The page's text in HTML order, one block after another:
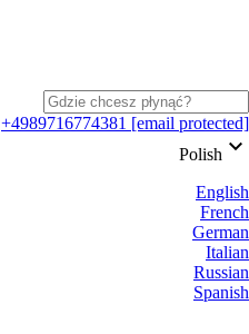
+4989716774381 [email protected]
Polish keyboard_arrow_down
English
French
German
Italian
Russian
Spanish